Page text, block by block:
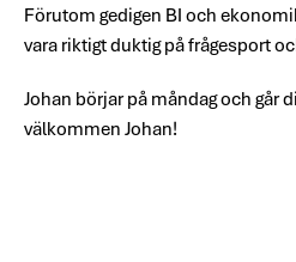
Förutom gedigen BI och
vara riktigt duktig på frågesport
Johan börjar på måndag och går
välkommen Johan!